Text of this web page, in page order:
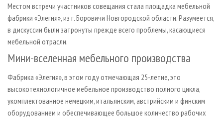
ЦБП
ИНСТРУМЕНТ И МАТЕРИАЛЫ
ГАЗЕТА ЛЕСПРОМФОРУМ
БИБЛИОТЕКА СПЕЦИАЛИСТА
Местом встречи участников совещания стала площадка мебельной
фабрики «Элегия», из г. Боровичи Новгородской области. Разумеется,
в дискуссии были затронуты преж­де всего проблемы, касающиеся
мебельной отрасли.
Мини-вселенная мебельного производства
Фабрика «Элегия», в этом году отмечающая 25-летие, это
высокотехнологичное мебельное производство полного цикла,
укомплектованное немецким, итальянским, австрийским и финским
оборудованием и обеспечивающее большое количество рабочих